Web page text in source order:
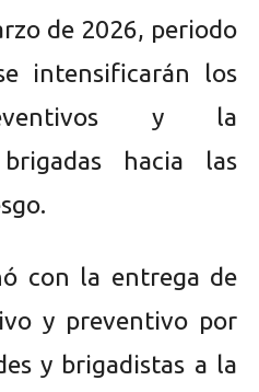
de 2026, periodo
intensificarán los
y la
hacia las
con la entrega de
y preventivo por
y brigadistas a la